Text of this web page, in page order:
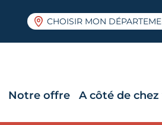
CHOISIR MON
Notre offre A côté de chez